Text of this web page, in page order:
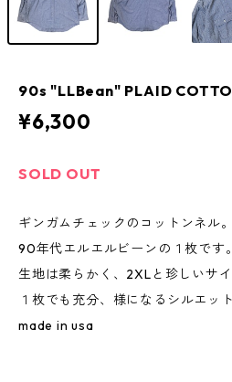
90s "LLBean" PLAID
¥6,300
SOLD OUT
ギンガムチェックのコットンネル。
90年代エルエルビーンの１枚です。
生地は柔らかく、2XLと珍しいサ
１枚でも充分、様になるシルエット
made in usa